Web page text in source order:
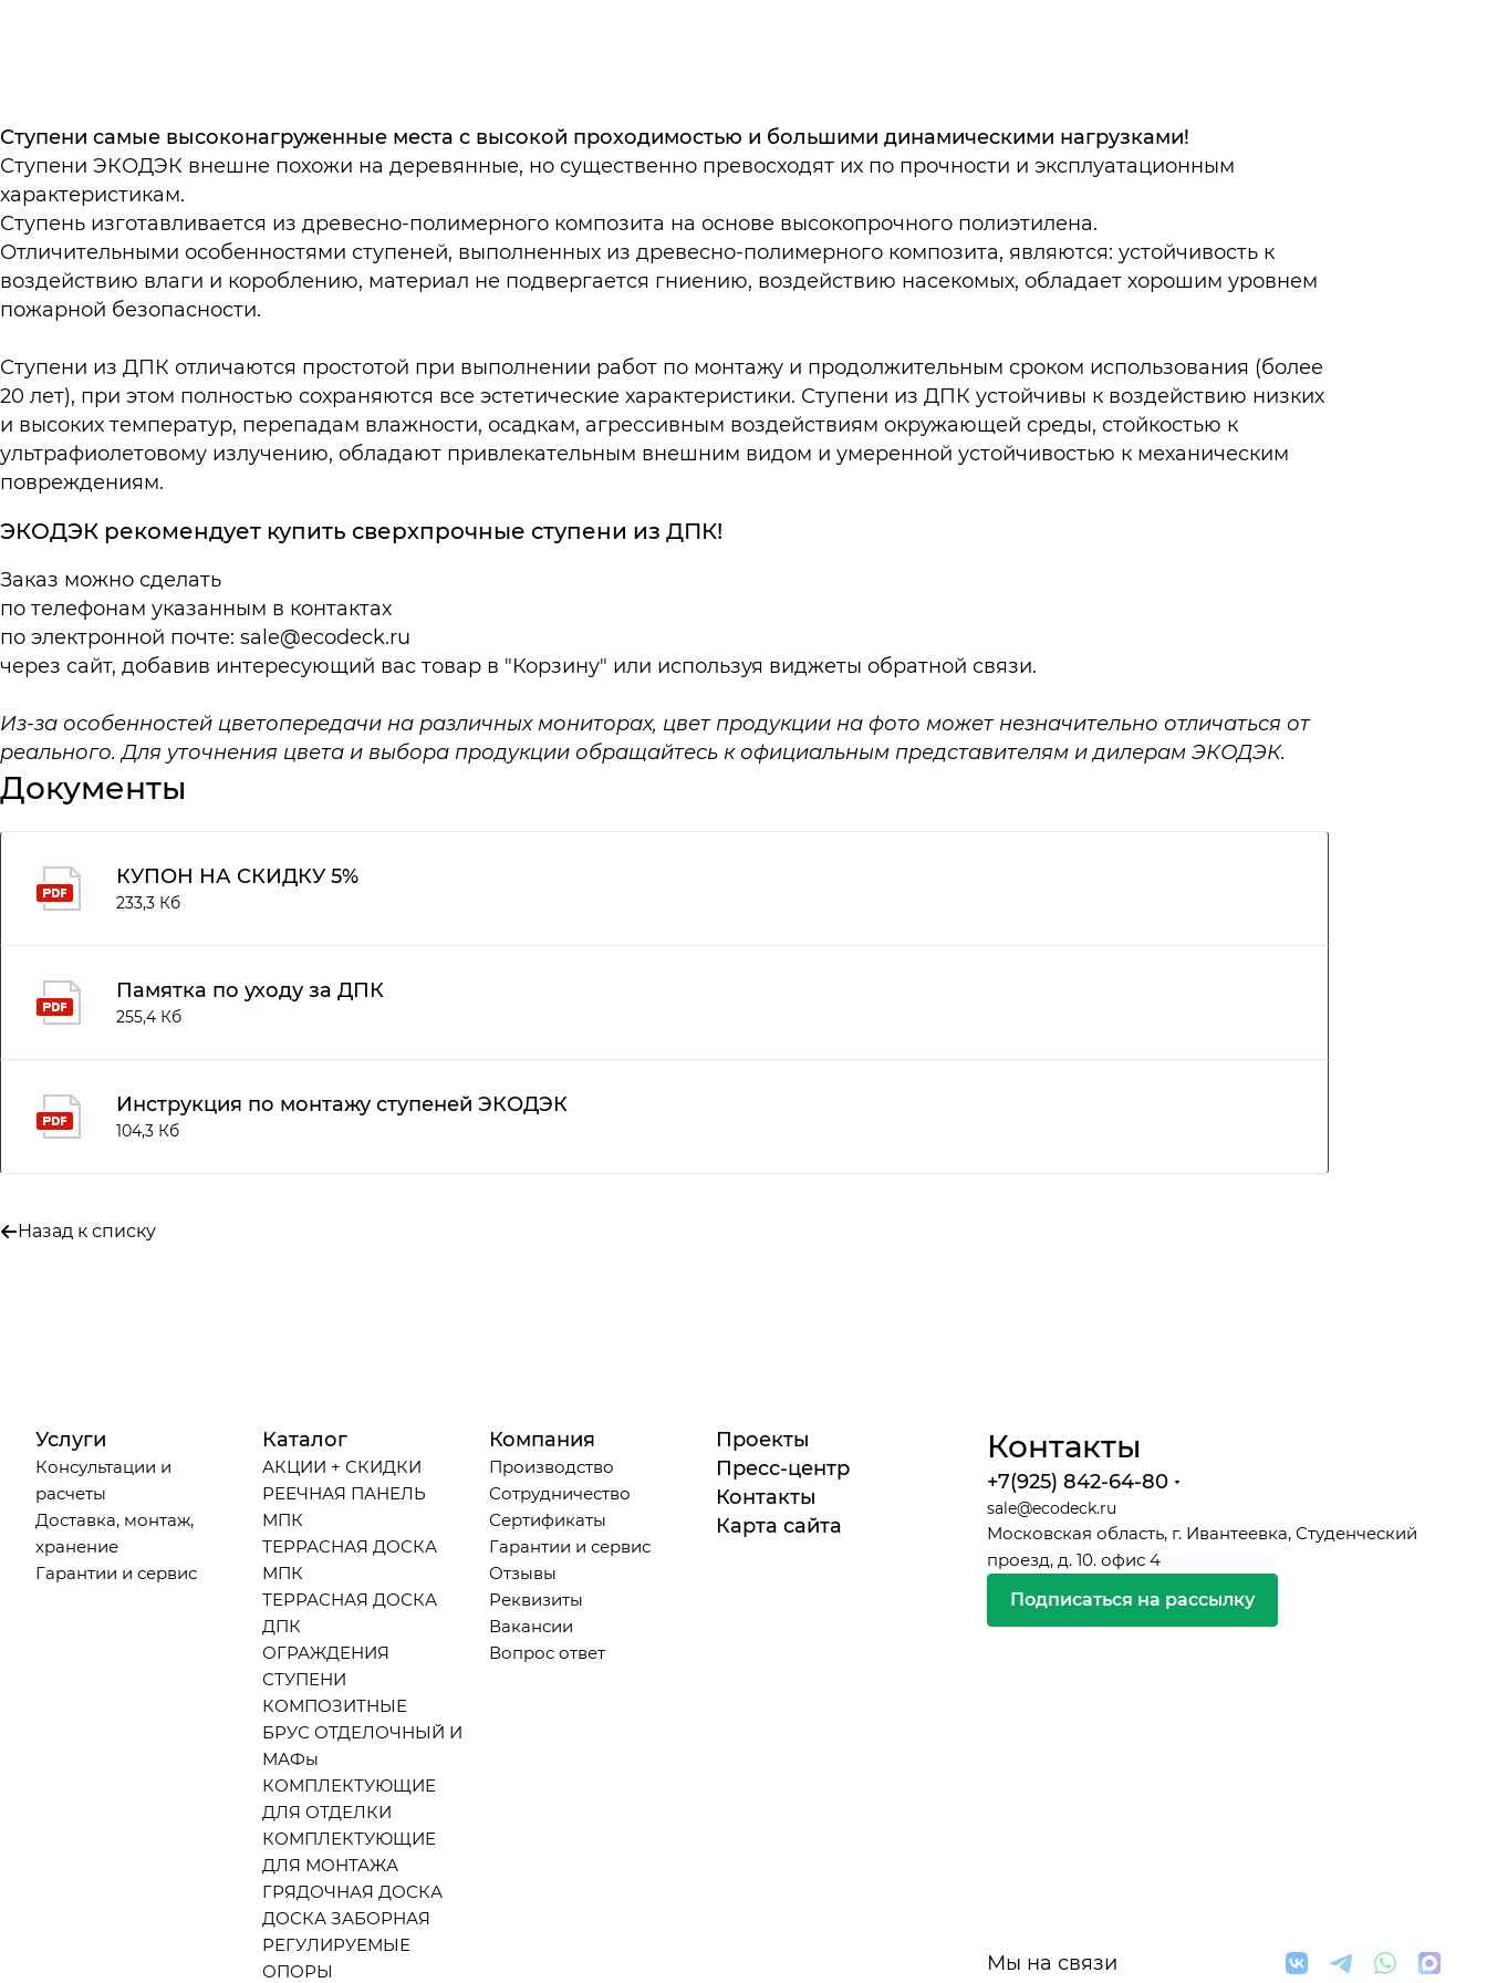
Ступени самые высоконагруженные места с высокой проходимостью и большими динамическими нагрузками!
Ступени ЭКОДЭК внешне похожи на деревянные, но существенно превосходят их по прочности и эксплуатационным
характеристикам.
Ступень изготавливается из древесно-полимерного композита на основе высокопрочного полиэтилена.
Отличительными особенностями ступеней, выполненных из древесно-полимерного композита, являются: устойчивость к
воздействию влаги и короблению, материал не подвергается гниению, воздействию насекомых, обладает хорошим уровнем
пожарной безопасности.
Ступени из ДПК отличаются простотой при выполнении работ по монтажу и продолжительным сроком использования (более
20 лет), при этом полностью сохраняются все эстетические характеристики. Ступени из ДПК устойчивы к воздействию низких
и высоких температур, перепадам влажности, осадкам, агрессивным воздействиям окружающей среды, стойкостью к
ультрафиолетовому излучению, обладают привлекательным внешним видом и умеренной устойчивостью к механическим
повреждениям.
ЭКОДЭК рекомендует купить сверхпрочные ступени из ДПК!
Заказ можно сделать
по телефонам указанным в контактах
по электронной почте: sale@ecodeck.ru
через сайт, добавив интересующий вас товар в "Корзину" или используя виджеты обратной связи.
Из-за особенностей цветопередачи на различных мониторах, цвет продукции на фото может незначительно отличаться от
реального. Для уточнения цвета и выбора продукции обращайтесь к официальным представителям и дилерам ЭКОДЭК.
Документы
КУПОН НА СКИДКУ 5%
233,3 Кб
Памятка по уходу за ДПК
255,4 Кб
Инструкция по монтажу ступеней ЭКОДЭК
104,3 Кб
Назад к списку
Услуги
Консультации и
расчеты
Доставка, монтаж,
хранение
Гарантии и сервис
Каталог
АКЦИИ + СКИДКИ
РЕЕЧНАЯ ПАНЕЛЬ
МПК
ТЕРРАСНАЯ ДОСКА
МПК
ТЕРРАСНАЯ ДОСКА
ДПК
ОГРАЖДЕНИЯ
СТУПЕНИ
КОМПОЗИТНЫЕ
БРУС ОТДЕЛОЧНЫЙ И
МАФы
КОМПЛЕКТУЮЩИЕ
ДЛЯ ОТДЕЛКИ
КОМПЛЕКТУЮЩИЕ
ДЛЯ МОНТАЖА
ГРЯДОЧНАЯ ДОСКА
ДОСКА ЗАБОРНАЯ
РЕГУЛИРУЕМЫЕ
ОПОРЫ
Компания
Производство
Сотрудничество
Сертификаты
Гарантии и сервис
Отзывы
Реквизиты
Вакансии
Вопрос ответ
Проекты
Пресс-центр
Контакты
Карта сайта
Контакты
+7(925) 842-64-80
sale@ecodeck.ru
Московская область, г. Ивантеевка, Студенческий
проезд, д. 10. офис 4
Подписаться на рассылку
Мы на связи